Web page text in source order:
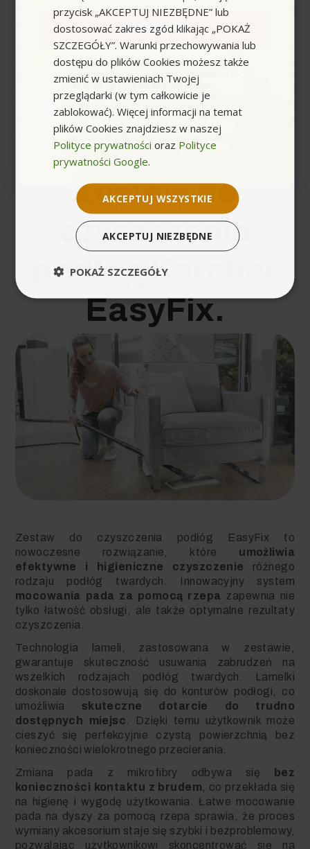
czyszczeniabez długotrwałego oczekiwania na
gotowanie się wody.
Wydajność parownicy jest również wspierana przez
różnorodne dostępne akcesoria, w tym specjalną
głowicę EasyFix, co ułatwia i przyspiesza proces
czyszczenia różnych powierzchni. Dzięki temu
urządzenie jest wszechstronne i efektywne w różnych
zadaniach czyszczących, od podłóg po meble czy
nawet okna.
Zestaw do
czyszczenia
podłóg Karcher
EasyFix.
Zestaw do czyszczenia podłóg EasyFix to
nowoczesne rozwiązanie, które umożliwia
efektywne i higieniczne czyszczenie różnego
rodzaju podłóg twardych. Innowacyjny system
mocowania pada za pomocą rzepa zapewnia nie
tylko łatwość obsługi, ale także optymalne rezultaty
czyszczenia.
Technologia lameli, zastosowana w zestawie,
gwarantuje skuteczność usuwania zabrudzeń na
wszelkich rodzajach podłóg twardych. Lamelki
doskonale dostosowują się do konturów podłogi, co
umożliwia skuteczne dotarcie do trudno
dostępnych miejsc . Dzięki temu użytkownik może
cieszyć się perfekcyjnie czystą powierzchnią bez
konieczności wielokrotnego przecierania.
Zmiana pada z mikrofibry odbywa się
bez
konieczności kontaktu z brudem , co przekłada się
na higienę i wygodę użytkowania. Łatwe mocowanie
pada na dyszy za pomocą rzepa sprawia, że proces
wymiany akcesorium staje się szybki i bezproblemowy,
pozwalając użytkownikowi skoncentrować się na
przycisk „AKCEPTUJ NIEZBĘDNE” lub
dostosować zakres zgód klikając „POKAŻ
SZCZEGÓŁY”. Warunki przechowywania lub
dostępu do plików Cookies możesz także
zmienić w ustawieniach Twojej
przeglądarki (w tym całkowicie je
zablokować). Więcej informacji na temat
plików Cookies znajdziesz w naszej
Polityce prywatności oraz Polityce
prywatności Google.
AKCEPTUJ WSZYSTKIE
AKCEPTUJ NIEZBĘDNE
POKAŻ SZCZEGÓŁY
Zapisuję się
zgodaWyrażam zgodę na przetwarzanie moich
danych osobowych w postaci adresu e-
mail oraz na przesyłanie na podany
przeze mnie adres e-mail informacji
handlowej o produktach i usługach
oferowanych w ramach usługi Newsletter
przez ocean.com sp. z o.o. sp. k.
Zapoznałem/łam się i akceptuję politykę
prywatności. *(wymagane)